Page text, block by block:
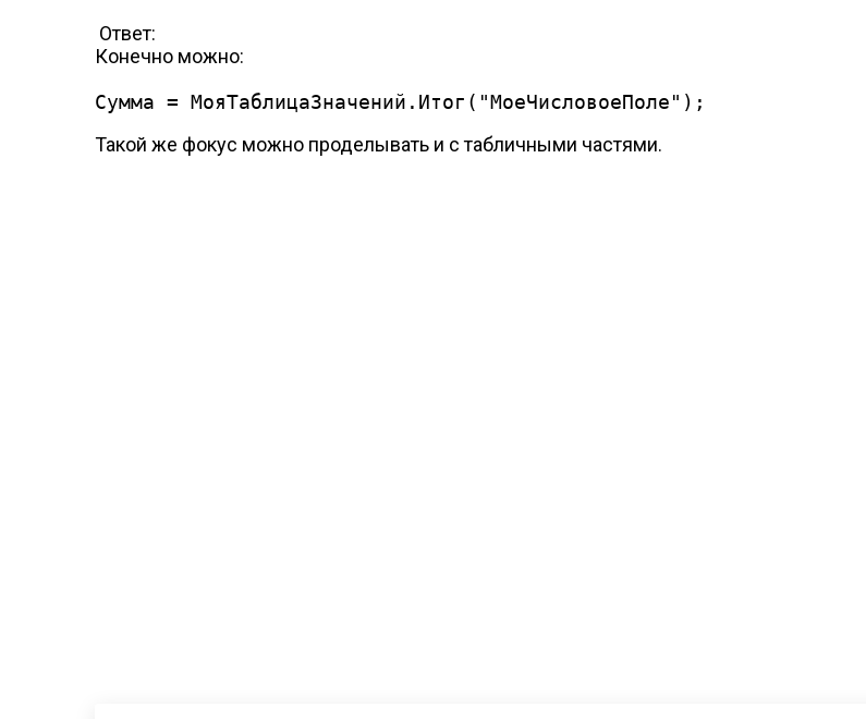
Ответ:
Конечно можно:
Сумма = МояТаблицаЗначений.Итог( "МоеЧисловоеПоле"
Такой же фокус можно проделывать и с табличными частями.